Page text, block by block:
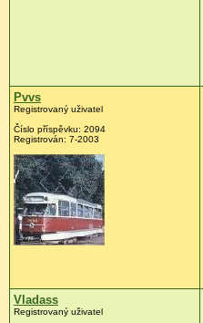
Pvvs
Registrovaný uživatel
Číslo příspěvku: 2094
Registrován: 7-2003
Vladass
Registrovaný uživatel